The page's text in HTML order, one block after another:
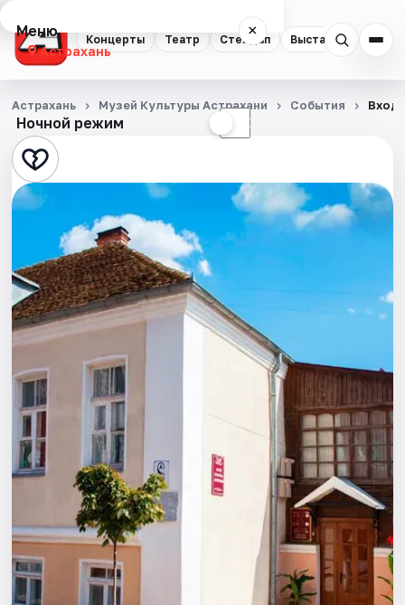
Концерты Театр Стендап Выставки
Меню ×
Астрахань
Концерты
Театр
Стендап
Выставки
Квесты
Экскурсии
Спорт
События
Города
Площадки
Артисты
Рейтинги
Ночной режим ☾
Астрахань Музей Культуры Астрахани События